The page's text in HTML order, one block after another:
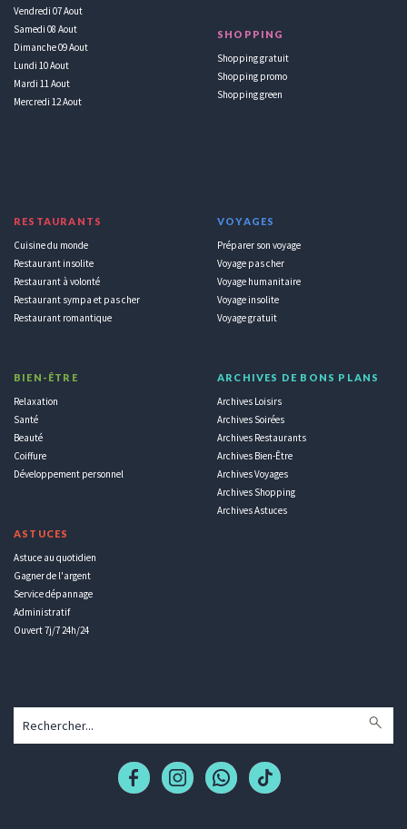
Vendredi 07 Aout
Samedi 08 Aout
Dimanche 09 Aout
Lundi 10 Aout
Mardi 11 Aout
Mercredi 12 Aout
SHOPPING
Shopping gratuit
Shopping promo
Shopping green
RESTAURANTS
Cuisine du monde
Restaurant insolite
Restaurant à volonté
Restaurant sympa et pas cher
Restaurant romantique
BIEN-ÊTRE
Relaxation
Santé
Beauté
Coiffure
Développement personnel
ASTUCES
Astuce au quotidien
Gagner de l'argent
Service dépannage
Administratif
Ouvert 7j/7 24h/24
VOYAGES
Préparer son voyage
Voyage pas cher
Voyage humanitaire
Voyage insolite
Voyage gratuit
ARCHIVES DE BONS PLANS
Archives Loisirs
Archives Soirées
Archives Restaurants
Archives Bien-Être
Archives Voyages
Archives Shopping
Archives Astuces